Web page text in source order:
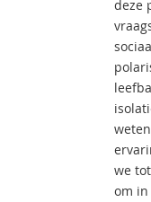
deze
we
om in